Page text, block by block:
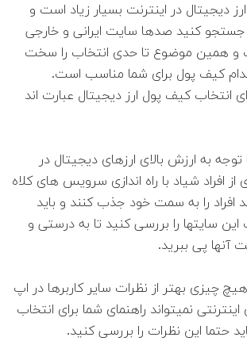
دیجیتال در اینترنت بسیار زیاد است و
جستجو کنید صدها سایت ایرانی و خارجی
همین موضوع تا حدی انتخاب را سخت
کدام کیف پول برای شما مناسب است.
انتخاب کیف پول ارز دیجیتال عبارت اند
توجه به ارزش بالای ارزهای دیجیتال در
از افراد شیاد با راه اندازی سرویس های کلاه
افراد را به سمت خود جذب کنند و باید
این سایتها را بررسی کنید تا به درستی و
آنها پی ببرید.
هیچ چیزی بهتر از نظرات سایر کاربرها در اپ
نمیتواند راهنمای شما برای انتخاب
حتما این نظرات را بررسی کنید.